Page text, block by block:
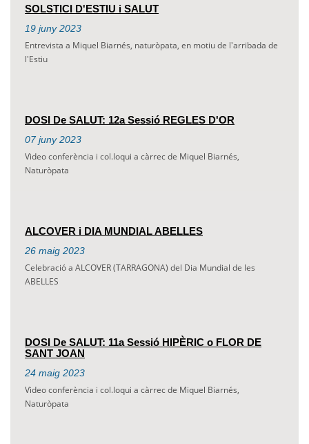
SOLSTICI D'ESTIU i SALUT
19 juny 2023
Entrevista a Miquel Biarnés, naturòpata, en motiu de l'arribada de
l'Estiu
DOSI De SALUT: 12a Sessió REGLES D'OR
07 juny 2023
Video conferència i col.loqui a càrrec de Miquel Biarnés,
Naturòpata
ALCOVER i DIA MUNDIAL ABELLES
26 maig 2023
Celebració a ALCOVER (TARRAGONA) del Dia Mundial de les
ABELLES
DOSI De SALUT: 11a Sessió HIPÈRIC o FLOR DE
SANT JOAN
24 maig 2023
Video conferència i col.loqui a càrrec de Miquel Biarnés,
Naturòpata